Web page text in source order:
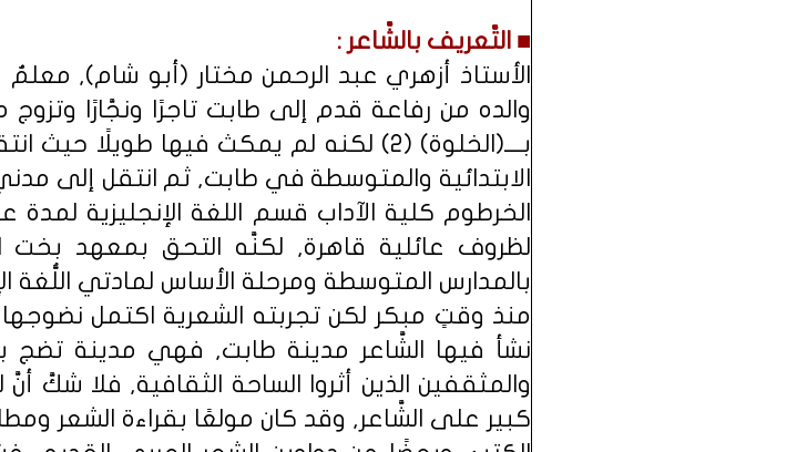
■ التَّعريف بالشَّاعر :
والده من رفاعة قدم إلى طابت تاجرًا ونجَّارًا
بــــ(الخلوة) (2) لكنه لم يمكث فيها طويلًا
الابتدائية والمتوسطة في طابت, ثم انتقل إلى
الخرطوم كلية الآداب قسم اللغة الإنجليزية
لظروف عائلية قاهرة, لكنَّه التحق بمعهد بخت
بالمدارس المتوسطة ومرحلة الأساس لمادتي اللُّغة
منذ وقتٍ مبكر لكن تجربته الشعرية اكتمل نضوجها
نشأ فيها الشَّاعر مدينة طابت, فهي مدينة تضج
والمثقفين الذين أثروا الساحة الثقافية, فلا شكَّ أنَّ
كبير على الشَّاعر, وقد كان مولعًا بقراءة الشعر